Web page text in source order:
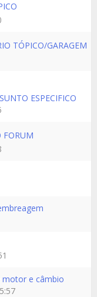
TÓPICO/GARAGEM
ESPECIFICO
FORUM
motor e câmbio